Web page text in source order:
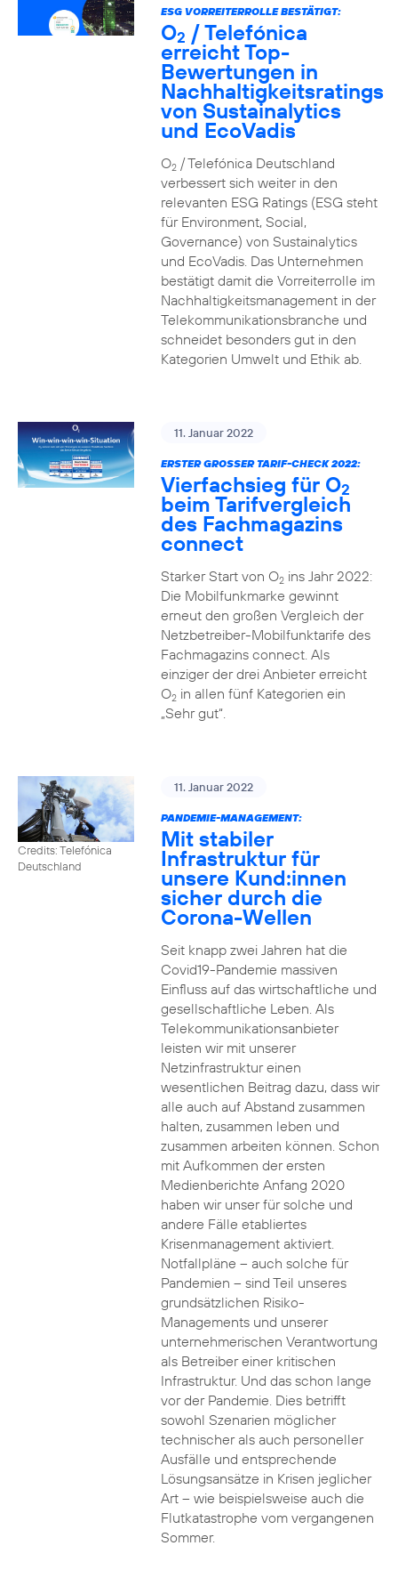
ESG VORREITERROLLE BESTÄTIGT:
O2 / Telefónica
erreicht Top-
Bewertungen in
Nachhaltigkeitsratings
von Sustainalytics
und EcoVadis
O2/ Telefónica Deutschland
verbessert sich weiter in den
relevanten ESG Ratings (ESG steht
für Environment, Social,
Governance) von Sustainalytics
und EcoVadis. Das Unternehmen
bestätigt damit die Vorreiterrolle im
Nachhaltigkeitsmanagement in der
Telekommunikationsbranche und
schneidet besonders gut in den
Kategorien Umwelt und Ethik ab.
11. Januar 2022
ERSTER GROSSER TARIF-CHECK 2022:
Vierfachsieg für O2
beim Tarifvergleich
des Fachmagazins
connect
Starker Start von O2ins Jahr 2022:
Die Mobilfunkmarke gewinnt
erneut den großen Vergleich der
Netzbetreiber-Mobilfunktarife des
Fachmagazins connect. Als
einziger der drei Anbieter erreicht
O2in allen fünf Kategorien ein
„Sehr gut“.
Credits: Telefónica
Deutschland
11. Januar 2022
PANDEMIE-MANAGEMENT:
Mit stabiler
Infrastruktur für
unsere Kund:innen
sicher durch die
Corona-Wellen
Seit knapp zwei Jahren hat die
Covid19-Pandemie massiven
Einfluss auf das wirtschaftliche und
gesellschaftliche Leben. Als
Telekommunikationsanbieter
leisten wir mit unserer
Netzinfrastruktur einen
wesentlichen Beitrag dazu, dass wir
alle auch auf Abstand zusammen
halten, zusammen leben und
zusammen arbeiten können. Schon
mit Aufkommen der ersten
Medienberichte Anfang 2020
haben wir unser für solche und
andere Fälle etabliertes
Krisenmanagement aktiviert.
Notfallpläne – auch solche für
Pandemien – sind Teil unseres
grundsätzlichen Risiko-
Managements und unserer
unternehmerischen Verantwortung
als Betreiber einer kritischen
Infrastruktur. Und das schon lange
vor der Pandemie. Dies betrifft
sowohl Szenarien möglicher
technischer als auch personeller
Ausfälle und entsprechende
Lösungsansätze in Krisen jeglicher
Art – wie beispielsweise auch die
Flutkatastrophe vom vergangenen
Sommer.